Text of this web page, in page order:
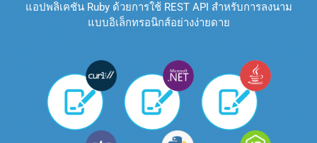
แอปพลิเคชัน Ruby ด้วยการใช้ REST API สำหรับการลงนาม
แบบอิเล็กทรอนิกส์อย่างง่ายดาย